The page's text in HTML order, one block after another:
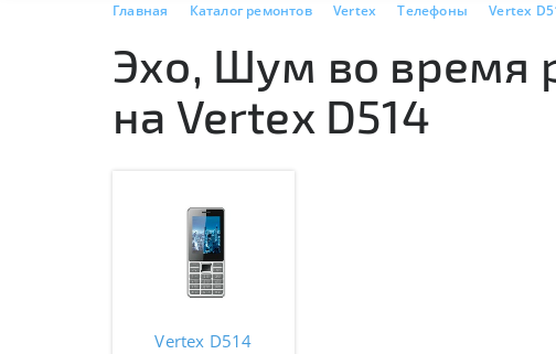
Главная Каталог ремонтов Vertex Телефоны Vertex
Эхо, Шум во время
на Vertex D514
Vertex D514